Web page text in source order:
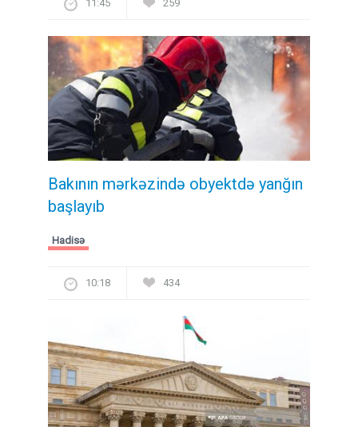
11:45 259
Bakının mərkəzində obyektdə yanğın
başlayıb
Hadisə
10:18 434